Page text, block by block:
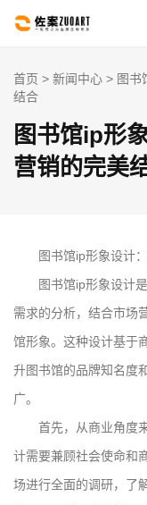
首页 > 新闻中心 > 图书
结合
图书馆ip形
营销的完美
图书馆ip形象设计
图书馆ip形象设计
需求的分析，结合市场
馆形象。这种设计基于
升图书馆的品牌知名度
广。
首先，从商业角度
计需要兼顾社会使命和
场进行全面的调研，了